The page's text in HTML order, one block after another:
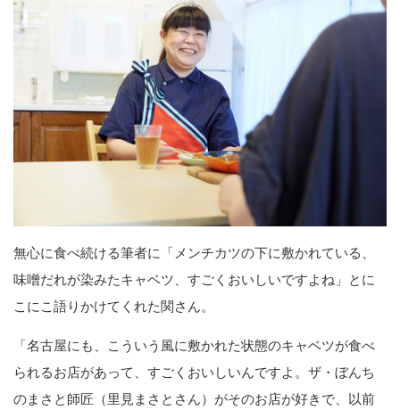
無心に食べ続ける筆者に「メンチカツの下に敷かれている、
味噌だれが染みたキャベツ、すごくおいしいですよね」とに
こにこ語りかけてくれた関さん。
「名古屋にも、こういう風に敷かれた状態のキャベツが食べ
られるお店があって、すごくおいしいんですよ。ザ・ぼんち
のまさと師匠（里見まさとさん）がそのお店が好きで、以前